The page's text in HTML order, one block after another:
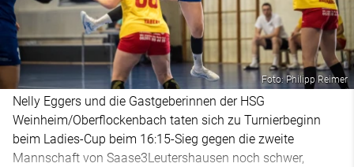
Foto: Philipp Reimer
Nelly Eggers und die Gastgeberinnen der HSG
Weinheim/Oberflockenbach taten sich zu Turnierbeginn
beim Ladies-Cup beim 16:15-Sieg gegen die zweite
Mannschaft von Saase3Leutershausen noch schwer,